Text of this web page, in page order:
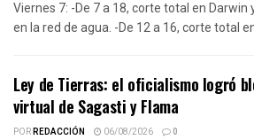
Viernes 7: -De 7 a 18, corte total en Darwin
en la red de agua. -De 12 a 16, corte total
Ley de Tierras: el oficialismo logró
virtual de Sagasti y Flama
PORREDACCIÓN 06/08/2026 0